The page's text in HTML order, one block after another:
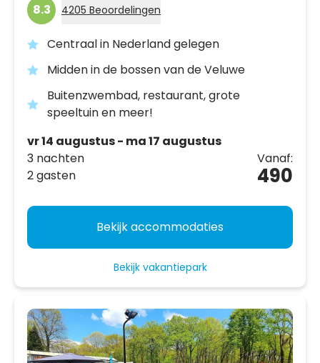
8.3 4205 Beoordelingen
Centraal in Nederland gelegen
Midden in de bossen van de Veluwe
Buitenzwembad, restaurant, grote
speeltuin en meer!
vr 14 augustus - ma 17 augustus
3 nachten
2 gasten
Vanaf:
490
Bekijk accommodaties
Bekijk vakantiepark